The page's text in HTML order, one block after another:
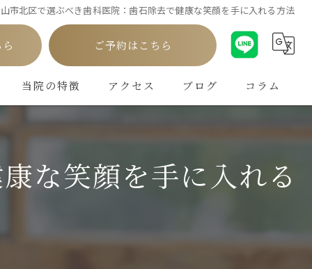
市北区で選ぶべき歯科医院：歯石除去で健康な笑顔を手に入れる方法
ご予約はこちら
当院の特徴
インプラント
アクセス ブログ コラム
な笑顔を手に入れる